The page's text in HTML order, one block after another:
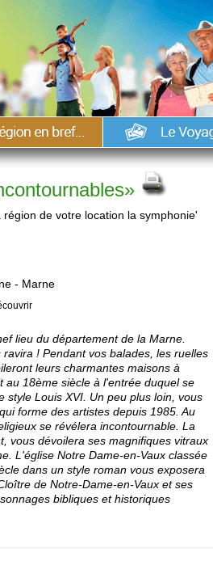
de votre location la symphonie'
- Marne
lieu du département de la Marne.
! Pendant vos balades, les ruelles
leurs charmantes maisons à
au 18ème siècle à l'entrée duquel se
style Louis XVI. Un peu plus loin, vous
forme des artistes depuis 1985. Au
se révélera incontournable. La
vous dévoilera ses magnifiques vitraux
L'église Notre Dame-en-Vaux classée
dans un style roman vous exposera
de Notre-Dame-en-Vaux et ses
bibliques et historiques